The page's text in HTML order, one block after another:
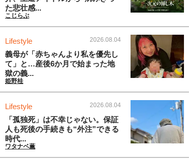
た悲壮感...
こじらぶ
Lifestyle 2026.08.04
義母が「赤ちゃんより私を優先し
て」と…産後6か月で始まった地
獄の義...
姫野桂
Lifestyle 2026.08.04
「孤独死」は不幸じゃない。保証
人も死後の手続きも“外注”できる
時代...
ワタナベ薫